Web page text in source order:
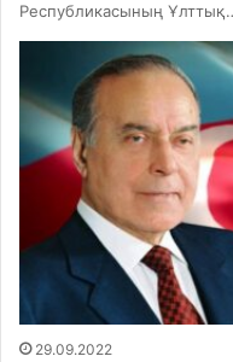
Республикасының
29.09.2022